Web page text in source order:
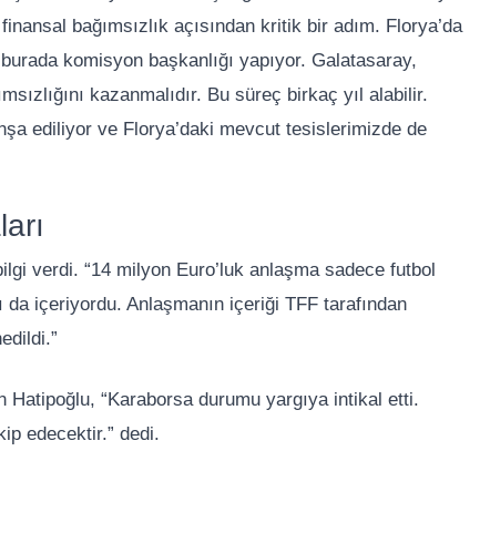
bağımsızlık açısından kritik bir adım. Florya’da
komisyon başkanlığı yapıyor. Galatasaray,
kazanmalıdır. Bu süreç birkaç yıl alabilir.
ediliyor ve Florya’daki mevcut tesislerimizde de
verdi. “14 milyon Euro’luk anlaşma sadece futbol
da içeriyordu. Anlaşmanın içeriği TFF tarafından
“Karaborsa durumu yargıya intikal etti.
edecektir.” dedi.